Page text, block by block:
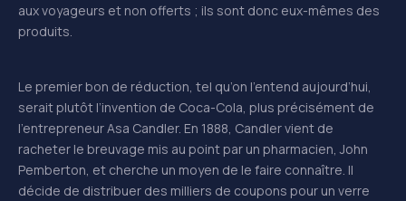
aux voyageurs et non offerts ; ils sont donc eux-mêmes des
produits.
Le premier bon de réduction, tel qu’on l’entend aujourd’hui,
serait plutôt l’invention de Coca-Cola, plus précisément de
l’entrepreneur Asa Candler. En 1888, Candler vient de
racheter le breuvage mis au point par un pharmacien, John
Pemberton, et cherche un moyen de le faire connaître. Il
décide de distribuer des milliers de coupons pour un verre